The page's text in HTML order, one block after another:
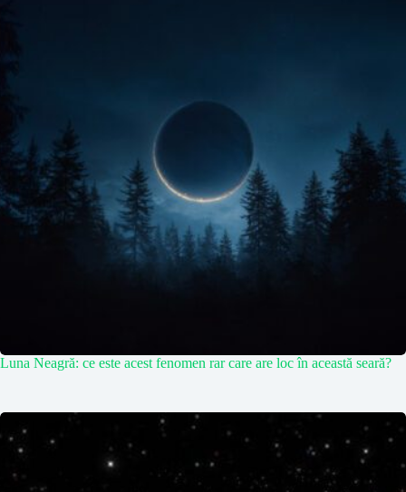
Luna Neagră: ce este acest fenomen rar care are loc în această seară?